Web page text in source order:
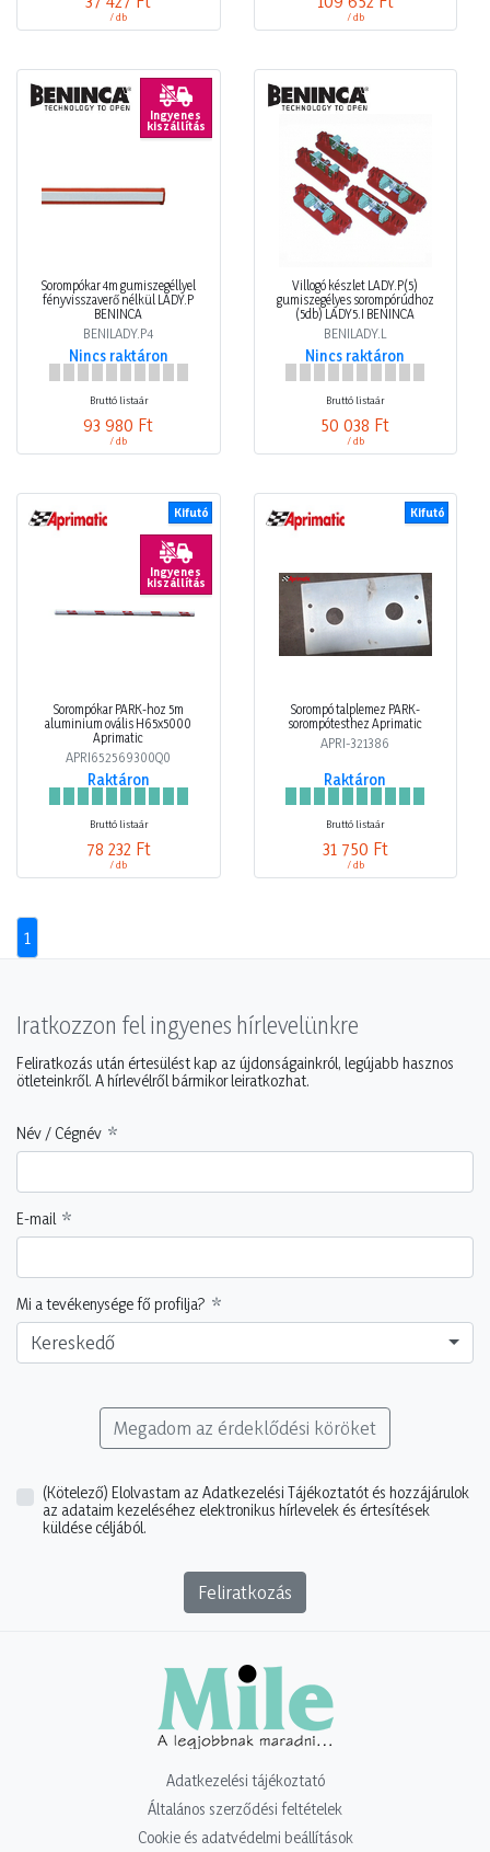
/ db / db
Ingyenes
kiszállítás
Sorompókar 4m gumiszegéllyel
fényvisszaverő nélkül LADY.P
BENINCA
BENILADY.P4
Nincs raktáron
Bruttó listaár
93 980 Ft
/ db
Villogó készlet LADY.P(5)
gumiszegélyes sorompórúdhoz
(5db) LADY5.I BENINCA
BENILADY.L
Nincs raktáron
Bruttó listaár
50 038 Ft
/ db
Kifutó
Ingyenes
kiszállítás
Sorompókar PARK-hoz 5m
aluminium ovális H65x5000
Aprimatic
APRI652569300Q0
Raktáron
Bruttó listaár
78 232 Ft
/ db
Kifutó
Sorompó talplemez PARK-
sorompótesthez Aprimatic
APRI-321386
Raktáron
Bruttó listaár
31 750 Ft
/ db
1
Iratkozzon fel ingyenes hírlevelünkre
Feliratkozás után értesülést kap az újdonságainkról, legújabb hasznos
ötleteinkről. A hírlevélről bármikor leiratkozhat.
Név / Cégnév
E-mail
Mi a tevékenysége fő profilja?
Kereskedő
Megadom az érdeklődési köröket
(Kötelező) Elolvastam az Adatkezelési Tájékoztatót és hozzájárulok
az adataim kezeléséhez elektronikus hírlevelek és értesítések
küldése céljából.
Feliratkozás
Adatkezelési tájékoztató
Általános szerződési feltételek
Cookie és adatvédelmi beállítások